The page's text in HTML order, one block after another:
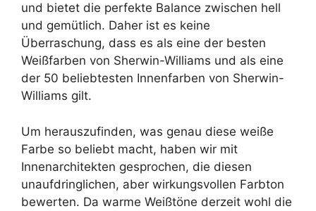
und bietet die perfekte Balance zwischen hell
und gemütlich. Daher ist es keine
Überraschung, dass es als eine der besten
Weißfarben von Sherwin-Williams und als eine
der 50 beliebtesten Innenfarben von Sherwin-
Williams gilt.
Um herauszufinden, was genau diese weiße
Farbe so beliebt macht, haben wir mit
Innenarchitekten gesprochen, die diesen
unaufdringlichen, aber wirkungsvollen Farbton
bewerten. Da warme Weißtöne derzeit wohl die